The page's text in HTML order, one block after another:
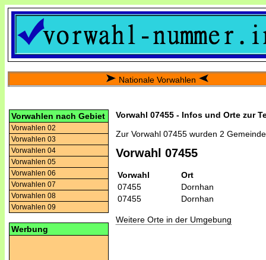
Nationale Vorwahlen
Vorwahlen nach Gebiet
Vorwahlen 02
Vorwahlen 03
Vorwahlen 04
Vorwahlen 05
Vorwahlen 06
Vorwahlen 07
Vorwahlen 08
Vorwahlen 09
Werbung
Vorwahl 07455 - Infos und Orte zur
Zur Vorwahl 07455 wurden 2
Vorwahl 07455
Vorwahl
Ort
07455
Dornhan
07455
Dornhan
Weitere Orte in der Umgebung